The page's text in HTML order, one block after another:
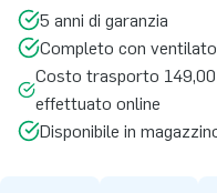
5 anni di garanzia
Completo con
Costo trasporto
effettuato online
Disponibile in